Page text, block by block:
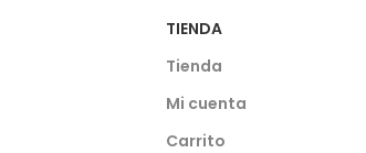
TIENDA
Tienda
Mi cuenta
Carrito